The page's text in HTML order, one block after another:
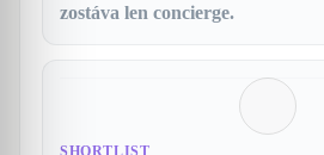
zostáva len concierge.